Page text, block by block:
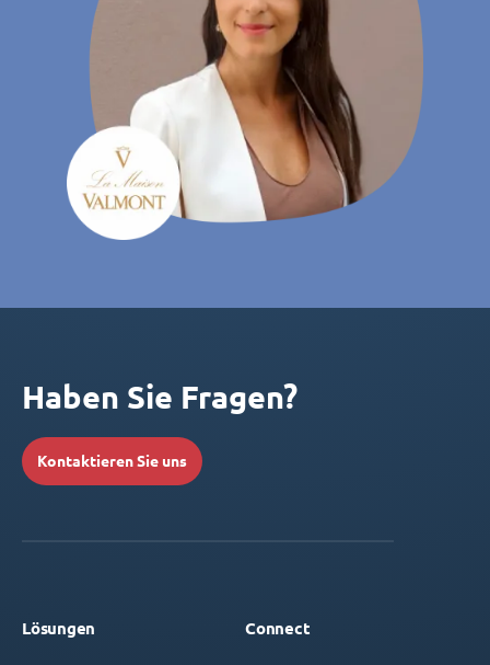
Haben Sie Fragen?
Kontaktieren Sie uns
Lösungen Connect